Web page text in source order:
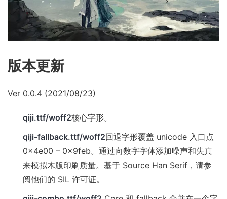
版本更新
Ver 0.0.4 (2021/08/23)
qiji.ttf/woff2核心字形。
qiji-fallback.ttf/woff2回退字形覆盖 unicode 入口点
0x4e00 – 0x9feb。通过向数字字体添加噪声和失真
来模拟木版印刷质量。基于 Source Han Serif，请参
阅他们的 SIL 许可证。